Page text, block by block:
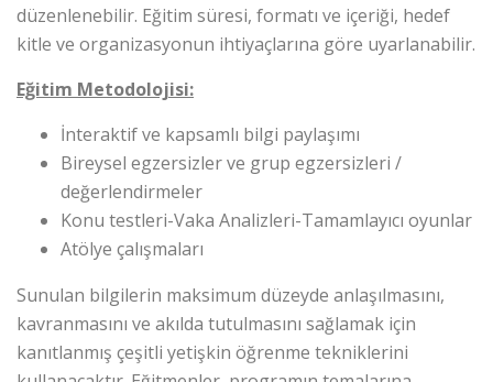
düzenlenebilir. Eğitim süresi, formatı ve içeriği, hedef
kitle ve organizasyonun ihtiyaçlarına göre uyarlanabilir.
Eğitim Metodolojisi:
İnteraktif ve kapsamlı bilgi paylaşımı
Bireysel egzersizler ve grup egzersizleri /
değerlendirmeler
Konu testleri-Vaka Analizleri-Tamamlayıcı oyunlar
Atölye çalışmaları
Sunulan bilgilerin maksimum düzeyde anlaşılmasını,
kavranmasını ve akılda tutulmasını sağlamak için
kanıtlanmış çeşitli yetişkin öğrenme tekniklerini